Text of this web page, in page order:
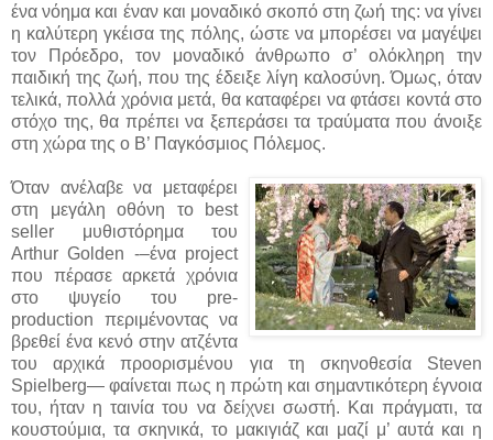
ένα νόημα και έναν και μοναδικό σκοπό στη ζωή της: να γίνει
η καλύτερη γκέισα της πόλης, ώστε να μπορέσει να μαγέψει
τον Πρόεδρο, τον μοναδικό άνθρωπο σ’ ολόκληρη την
παιδική της ζωή, που της έδειξε λίγη καλοσύνη. Όμως, όταν
τελικά, πολλά χρόνια μετά, θα καταφέρει να φτάσει κοντά στο
στόχο της, θα πρέπει να ξεπεράσει τα τραύματα που άνοιξε
στη χώρα της ο Β’ Παγκόσμιος Πόλεμος.
Όταν ανέλαβε να μεταφέρει
στη μεγάλη οθόνη το best
seller μυθιστόρημα του
Arthur Golden -–ένα project
που πέρασε αρκετά χρόνια
στο ψυγείο του pre-
production περιμένοντας να
βρεθεί ένα κενό στην ατζέντα
του αρχικά προορισμένου για τη σκηνοθεσία Steven
Spielberg— φαίνεται πως η πρώτη και σημαντικότερη έγνοια
του, ήταν η ταινία του να δείχνει σωστή. Και πράγματι, τα
κουστούμια, τα σκηνικά, το μακιγιάζ και μαζί μ’ αυτά και η